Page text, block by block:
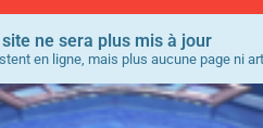
site ne sera plus mis à jour
en ligne, mais plus aucune page ni